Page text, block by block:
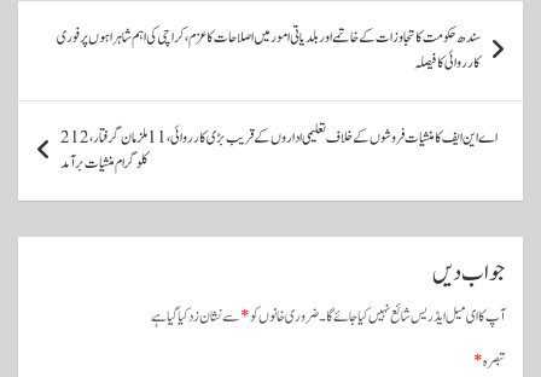
س
ں
سندھ حکومت کا تجاوزات کے خاتمے اور بلدیاتی امور میں اصلاحات کا عزم، کراچی کی اہم شاہراہوں پر فوری
کارروائی کا فیصلہ
اے این ایف کا منشیات فروشوں کے خلاف تعلیمی اداروں کے قریب بڑی کارروائی، 11 ملزمان گرفتار، 212
کلو گرام منشیات برآمد
جواب دیں
آپ کا ای میل ایڈریس شائع نہیں کیا جائے گا۔ضروری خانوں کو*سے نشان زد کیا گیا ہے
تبصرہ*